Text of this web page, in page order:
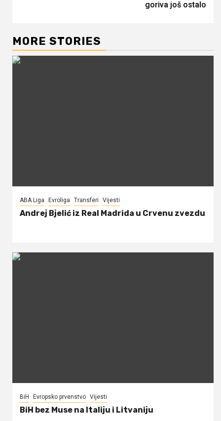
goriva još ostalo
MORE STORIES
ABA Liga Evroliga Transferi Vijesti
Andrej Bjelić iz Real Madrida u Crvenu zvezdu
BiH Evropsko prvenstvo Vijesti
BiH bez Muse na Italiju i Litvaniju